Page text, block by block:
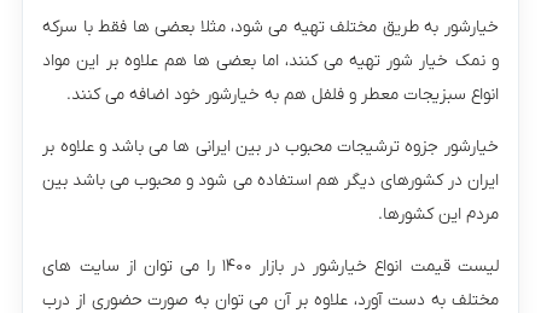
خیارشور به طریق مختلف تهیه می شود، مثلا بعضی ها فقط با سرکه
و نمک خیار شور تهیه می کنند، اما بعضی ها هم علاوه بر این مواد
انواع سبزیجات معطر و فلفل هم به خیارشور خود اضافه می کنند.
خیارشور جزوه ترشیجات محبوب در بین ایرانی ها می باشد و علاوه بر
ایران در کشورهای دیگر هم استفاده می شود و محبوب می باشد بین
مردم این کشورها.
لیست قیمت انواع خیارشور در بازار ۱۴۰۰ را می توان از سایت های
مختلف به دست آورد، علاوه بر آن می توان به صورت حضوری از درب